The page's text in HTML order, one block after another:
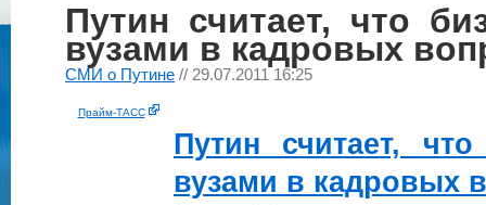
Путин считает, что
вузами в кадровых
СМИ о Путине // 29.07.2011 16:25
Прайм-ТАСС
Путин считает,
вузами в кадровых